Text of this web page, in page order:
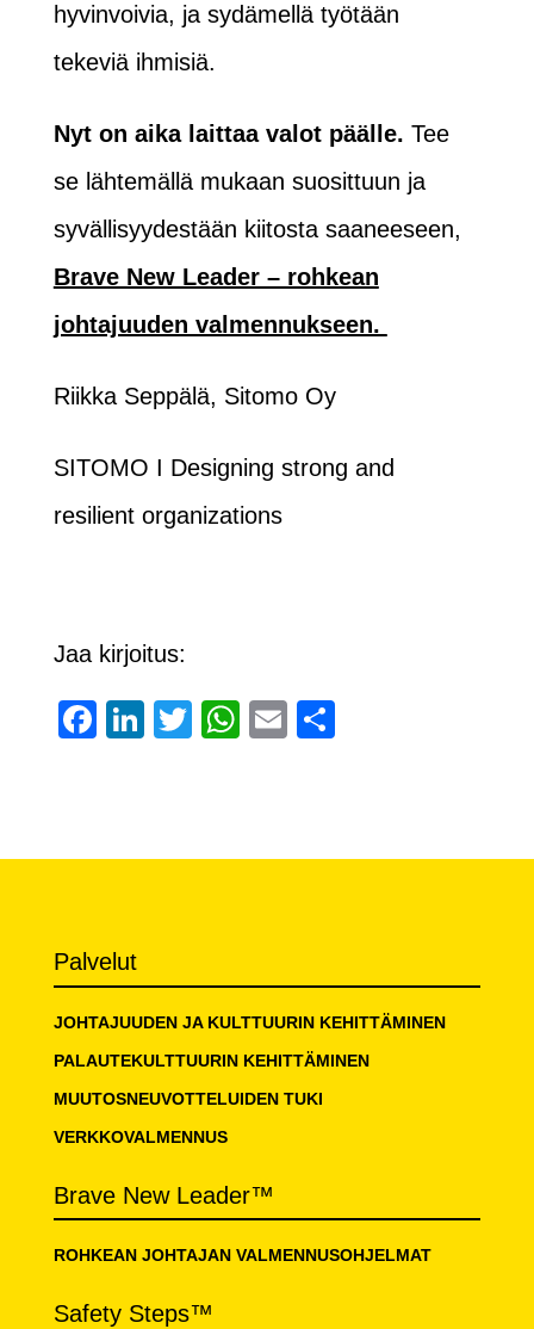
hyvinvoivia, ja sydämellä työtään
tekeviä ihmisiä.
Nyt on aika laittaa valot päälle. Tee
se lähtemällä mukaan suosittuun ja
syvällisyydestään kiitosta saaneeseen,
Brave New Leader – rohkean
johtajuuden valmennukseen.
Riikka Seppälä, Sitomo Oy
SITOMO I Designing strong and
resilient organizations
Jaa kirjoitus:
Facebook
LinkedIn
Twitter
WhatsApp
Email
Palvelut
JOHTAJUUDEN JA KULTTUURIN KEHITTÄMINEN
PALAUTEKULTTUURIN KEHITTÄMINEN
MUUTOSNEUVOTTELUIDEN TUKI
VERKKOVALMENNUS
Brave New Leader™
ROHKEAN JOHTAJAN VALMENNUSOHJELMAT
Safety Steps™